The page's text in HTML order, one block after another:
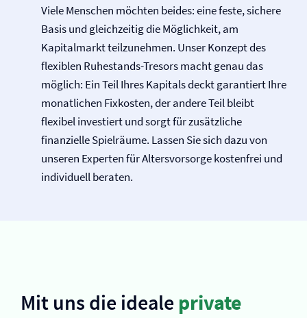
Viele Menschen möchten beides: eine feste, sichere
Basis und gleichzeitig die Möglichkeit, am
Kapitalmarkt teilzunehmen. Unser Konzept des
flexiblen Ruhestands-Tresors macht genau das
möglich: Ein Teil Ihres Kapitals deckt garantiert Ihre
monatlichen Fixkosten, der andere Teil bleibt
flexibel investiert und sorgt für zusätzliche
finanzielle Spielräume. Lassen Sie sich dazu von
unseren Experten für Altersvorsorge kostenfrei und
individuell beraten.
Mit uns die ideale private